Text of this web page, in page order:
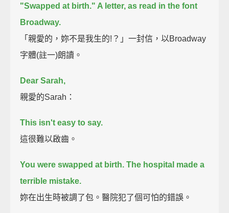
"Swapped at birth." A letter, as read in the font
Broadway.
「親愛的，妳不是我生的!？」一封信，以Broadway
字體(註一)朗讀。
Dear Sarah,
親愛的Sarah：
This isn't easy to say.
這很難以啟齒。
You were swapped at birth. The hospital made a
terrible mistake.
妳在出生時被調了包。醫院犯了個可怕的錯誤。